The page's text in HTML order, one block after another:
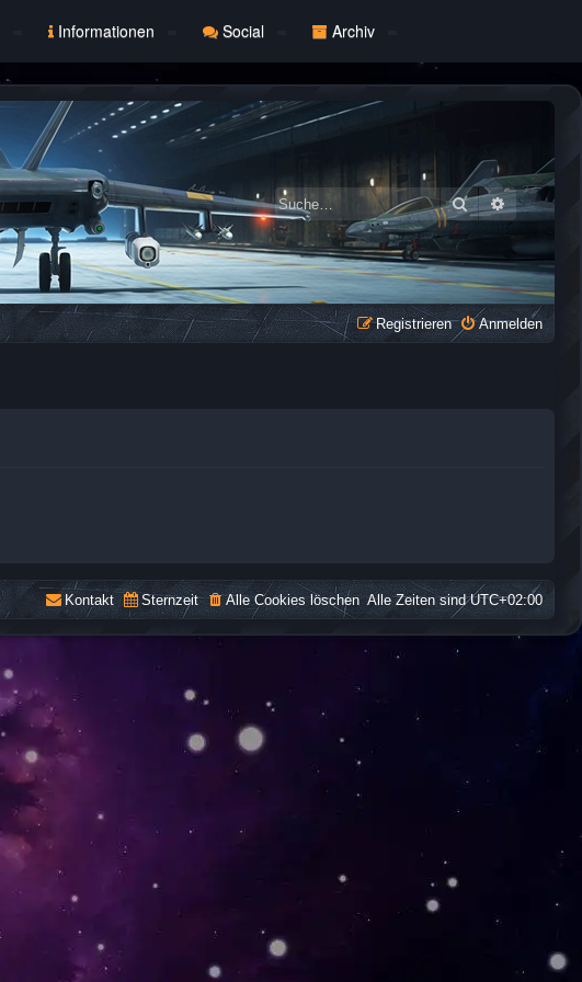
Informationen Social Archiv
Suche Erweiterte
Anmelden
Registrieren
Alle Zeiten sindUTC+02:00
Alle Cookies löschen
Sternzeit
Kontakt